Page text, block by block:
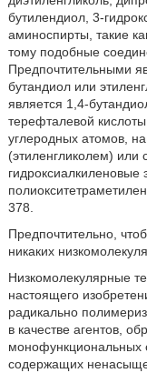
бутилендиол, 3-
аминоспирты, такие
тому подобные
Предпочтительными
бутандиол или
является 1,4-
терефталевой
углеродных атомов,
(этиленгликолем) или
378.
Предпочтительно,
никаких
Низкомолекулярные
настоящего
радикально
в качестве агентов,
монофункциональных
содержащих